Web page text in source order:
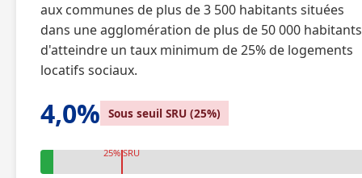
aux communes de plus de 3 500 habitants situées
dans une agglomération de plus de 50 000 habitants
d'atteindre un taux minimum de 25% de logements
locatifs sociaux.
4,0% Sous seuil SRU (25%)
25% SRU